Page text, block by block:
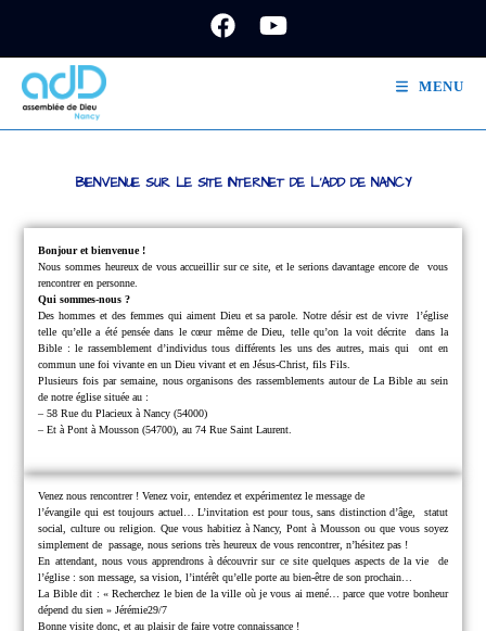
MENU
BIENVENUE SUR LE SITE INTERNET DE L'ADD DE NANCY
Bonjour et bienvenue !
Nous sommes heureux de vous accueillir sur ce site, et le serions davantage encore de vous
rencontrer en personne.
Qui sommes-nous ?
Des hommes et des femmes qui aiment Dieu et sa parole.Notre désir est de vivre l’église
telle qu’elle a été pensée dans le cœur même de Dieu, telle qu’on la voit décritedans la
Bible : le rassemblement d’individus tous différents les uns des autres, mais quiont en
commun une foi vivante en un Dieu vivant et en Jésus-Christ, fils Fils.
Plusieurs fois par semaine, nous organisons des rassemblements autour de La Bible au sein
de notre église située au :
– 58 Rue du Placieux à Nancy (54000)
– Et à Pont à Mousson (54700), au 74 Rue Saint Laurent.
Venez nous rencontrer !Venez voir, entendez et expérimentez le message de
l’évangile qui est toujours actuel… L’invitation est pour tous, sans distinction d’âge, statut
social, culture ou religion. Que vous habitiez à Nancy, Pont à Mousson ou que vous soyez
simplement depassage, nous serions très heureux de vous rencontrer, n’hésitez pas !
En attendant, nous vous apprendrons à découvrir sur ce site quelques aspects de la vie de
l’église : son message, sa vision, l’intérêt qu’elle porte au bien-être de son prochain…
La Bible dit : « Recherchez le bien de la ville où je vous ai mené… parce quevotre bonheur
dépend du sien » Jérémie29/7
Bonne visite donc, et au plaisir de faire votre connaissance !